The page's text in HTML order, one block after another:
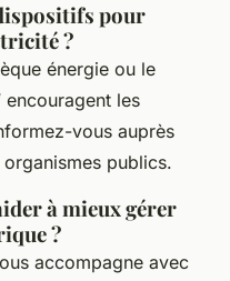
pour
?
énergie ou le
encouragent les
vous auprès
publics.
à mieux gérer
?
accompagne avec